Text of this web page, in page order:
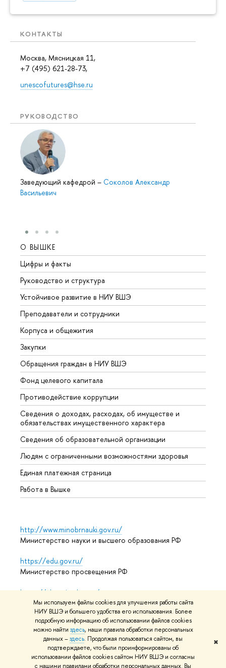
Мы используем файлы cookies для улучшения работы сайта
НИУ ВШЭ и большего удобства его использования. Более
подробную информацию об использовании файлов cookies
можно найти здесь, наши правила обработки персональных
данных –здесь. Продолжая пользоваться сайтом, вы
подтверждаете, что были проинформированы об
использовании файлов cookies сайтом НИУ ВШЭ и согласны
с нашими правилами обработки персональных данных. Вы
✖
КОНТАКТЫ
Москва, Мясницкая 11,
+7 (495) 621-28-73,
unescofutures@hse.ru
РУКОВОДСТВО
Заведующий кафедрой – Соколов Александр
Васильевич
О ВЫШКЕ
Цифры и факты
Руководство и структура
Устойчивое развитие в НИУ ВШЭ
Преподаватели и сотрудники
Корпуса и общежития
Закупки
Обращения граждан в НИУ ВШЭ
Фонд целевого капитала
Противодействие коррупции
Сведения о доходах, расходах, об имуществе и
обязательствах имущественного характера
Сведения об образовательной организации
Людям с ограниченными возможностями здоровья
Единая платежная страница
Работа в Вышке
http://www.minobrnauki.gov.ru/
Министерство науки и высшего образования РФ
https://edu.gov.ru/
Министерство просвещения РФ
https://elearning.hse.ru/mooc
Массовые открытые онлайн-курсы
© НИУ ВШЭ 1993–2026 Адреса и контактыУсловия
использования материаловПолитика конфиденциальности
Карта сайта